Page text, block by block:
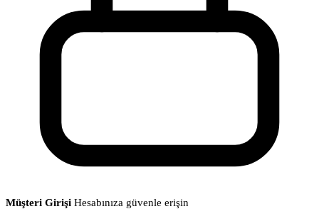
Müşteri Girişi Hesabınıza güvenle erişin